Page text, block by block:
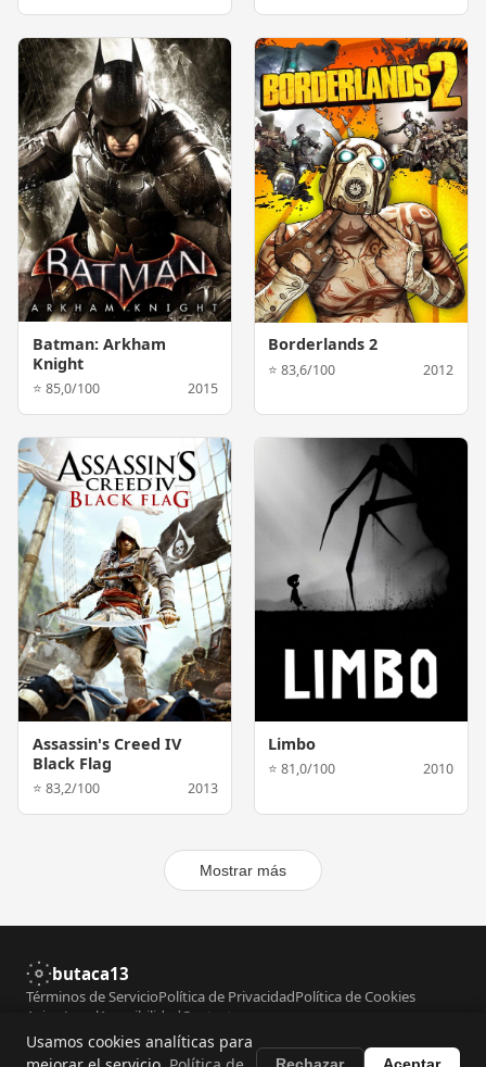
Batman: Arkham
Knight
⭐ 85,0/100 2015
Borderlands 2
⭐ 83,6/100 2012
Assassin's Creed IV
Black Flag
⭐ 83,2/100 2013
Limbo
⭐ 81,0/100 2010
Mostrar más
butaca13
Términos de ServicioPolítica de PrivacidadPolítica de Cookies
Aviso LegalAccesibilidad Contacto
© 2026 butaca13. Todos los derechos reservados. Datos de películas
Usamos cookies analíticas para